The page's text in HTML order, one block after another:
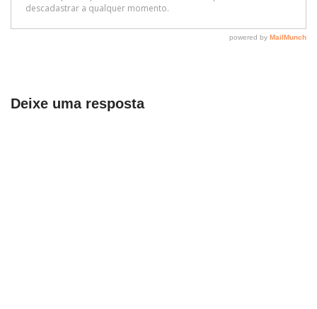
Deixe uma resposta